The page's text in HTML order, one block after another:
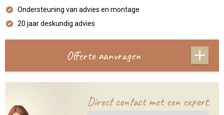
Ondersteuning van advies en montage
20 jaar deskundig advies
Offerte aanvragen
Direct contact met een expert